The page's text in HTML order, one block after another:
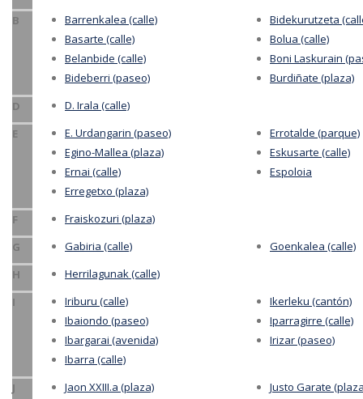
B
Barrenkalea (calle)
Basarte (calle)
Belanbide (calle)
Bideberri (paseo)
Bidekurutzeta
Bolua (calle)
Boni Laskurain
Burdiñate (plaza)
D
D. Irala (calle)
E
E. Urdangarin (paseo)
Egino-Mallea (plaza)
Ernai (calle)
Erregetxo (plaza)
Errotalde (parque)
Eskusarte (calle)
Espoloia
F
Fraiskozuri (plaza)
G
Gabiria (calle)
Goenkalea (calle)
H
Herrilagunak (calle)
I
Iriburu (calle)
Ibaiondo (paseo)
Ibargarai (avenida)
Ibarra (calle)
Ikerleku (cantón)
Iparragirre (calle)
Irizar (paseo)
J
Jaon XXIII.a (plaza)
Justo Garate